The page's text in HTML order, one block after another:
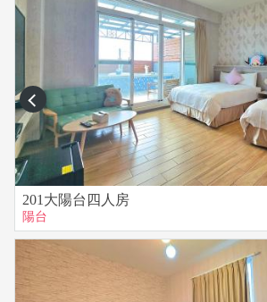
prev
201大陽台四人房
陽台